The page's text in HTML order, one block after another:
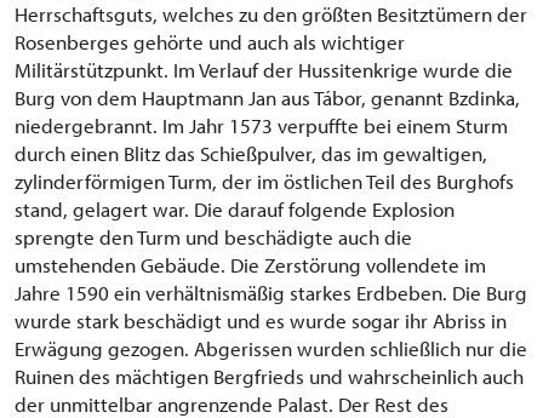
Herrschaftsguts, welches zu den größten Besitztümern der
Rosenberges gehörte und auch als wichtiger
Militärstützpunkt. Im Verlauf der Hussitenkrige wurde die
Burg von dem Hauptmann Jan aus Tábor, genannt Bzdinka,
niedergebrannt. Im Jahr 1573 verpuffte bei einem Sturm
durch einen Blitz das Schießpulver, das im gewaltigen,
zylinderförmigen Turm, der im östlichen Teil des Burghofs
stand, gelagert war. Die darauf folgende Explosion
sprengte den Turm und beschädigte auch die
umstehenden Gebäude. Die Zerstörung vollendete im
Jahre 1590 ein verhältnismäßig starkes Erdbeben. Die Burg
wurde stark beschädigt und es wurde sogar ihr Abriss in
Erwägung gezogen. Abgerissen wurden schließlich nur die
Ruinen des mächtigen Bergfrieds und wahrscheinlich auch
der unmittelbar angrenzende Palast. Der Rest des